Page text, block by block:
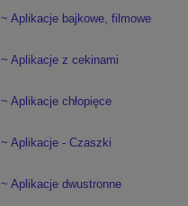
~ Aplikacje bajkowe, filmowe
~ Aplikacje z cekinami
~ Aplikacje chłopięce
~ Aplikacje - Czaszki
~ Aplikacje dwustronne